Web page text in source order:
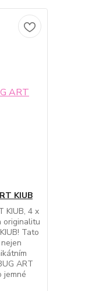
KIUB
KIUB, 4 x
originalitu
Tato
ART
jemné